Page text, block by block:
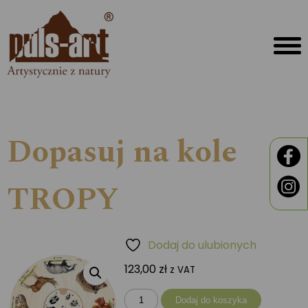
Dopasuj na kole
TROPY
123,00 zł z VAT
ilość
Dodaj do koszyka
Dodaj do ulubionych